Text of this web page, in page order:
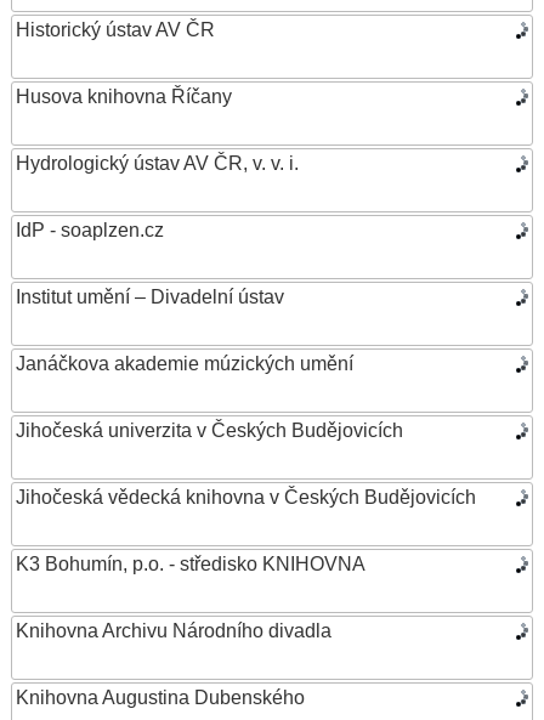
Historický ústav AV ČR
Husova knihovna Říčany
Hydrologický ústav AV ČR, v. v. i.
IdP - soaplzen.cz
Institut umění – Divadelní ústav
Janáčkova akademie múzických umění
Jihočeská univerzita v Českých Budějovicích
Jihočeská vědecká knihovna v Českých Budějovicích
K3 Bohumín, p.o. - středisko KNIHOVNA
Knihovna Archivu Národního divadla
Knihovna Augustina Dubenského